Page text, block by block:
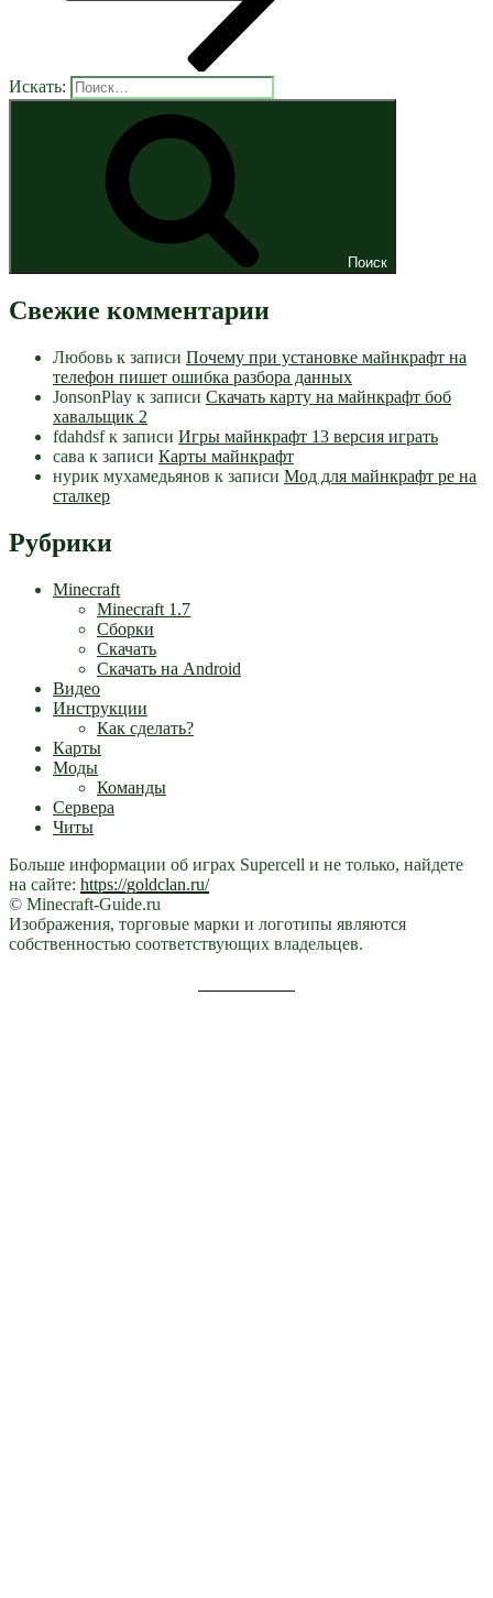
Искать:
Поиск
Свежие комментарии
Любовь к записи Почему при установке майнкрафт на
телефон пишет ошибка разбора данных
JonsonPlay к записи Скачать карту на майнкрафт боб
хавальщик 2
fdahdsfк записи Игры майнкрафт 13 версия играть
сава к записи Карты майнкрафт
нурик мухамедьянов к записи Мод для майнкрафт pe на
сталкер
Рубрики
Minecraft
Minecraft 1.7
Сборки
Скачать
Скачать на Android
Видео
Инструкции
Как сделать?
Карты
Моды
Команды
Сервера
Читы
Больше информации об играх Supercell и не только, найдете
на сайте: https://goldclan.ru/
© Minecraft-Guide.ru
Изображения, торговые марки и логотипы являются
собственностью соответствующих владельцев.